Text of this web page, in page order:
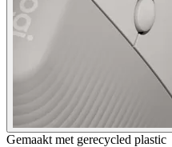
Gemaakt met gerecycled plastic